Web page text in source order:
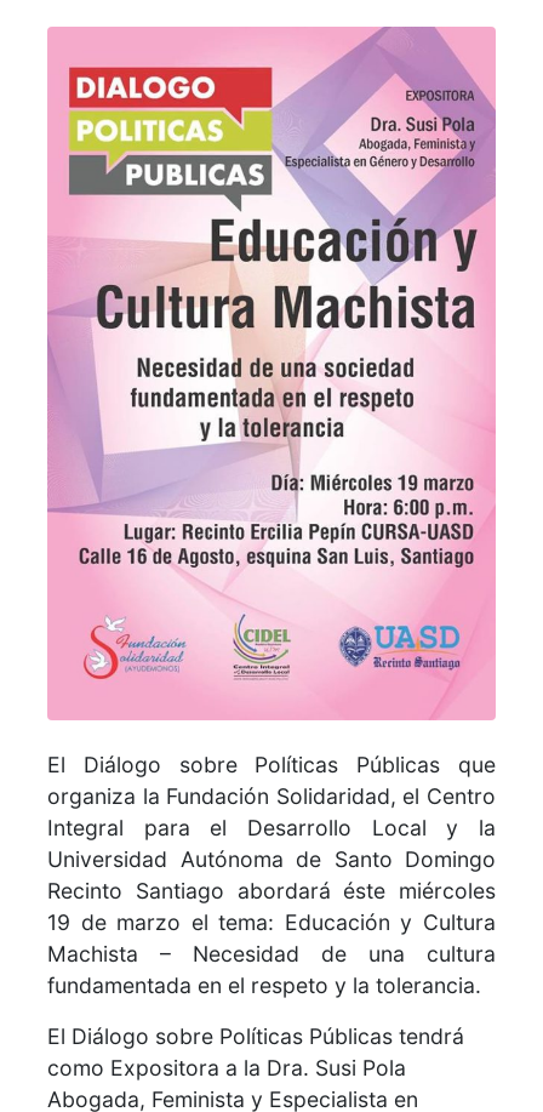
El Diálogo sobre Políticas Públicas que
organiza la Fundación Solidaridad, el Centro
Integral para el Desarrollo Local y la
Universidad Autónoma de Santo Domingo
Recinto Santiago abordará éste miércoles
19 de marzo el tema: Educación y Cultura
Machista – Necesidad de una cultura
fundamentada en el respeto y la tolerancia.
El Diálogo sobre Políticas Públicas tendrá
como Expositora a la Dra. Susi Pola
Abogada, Feminista y Especialista en